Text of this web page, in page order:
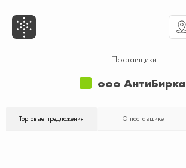
Поставщики
ооо АнтиБирка
Торговые предложения О поставщике